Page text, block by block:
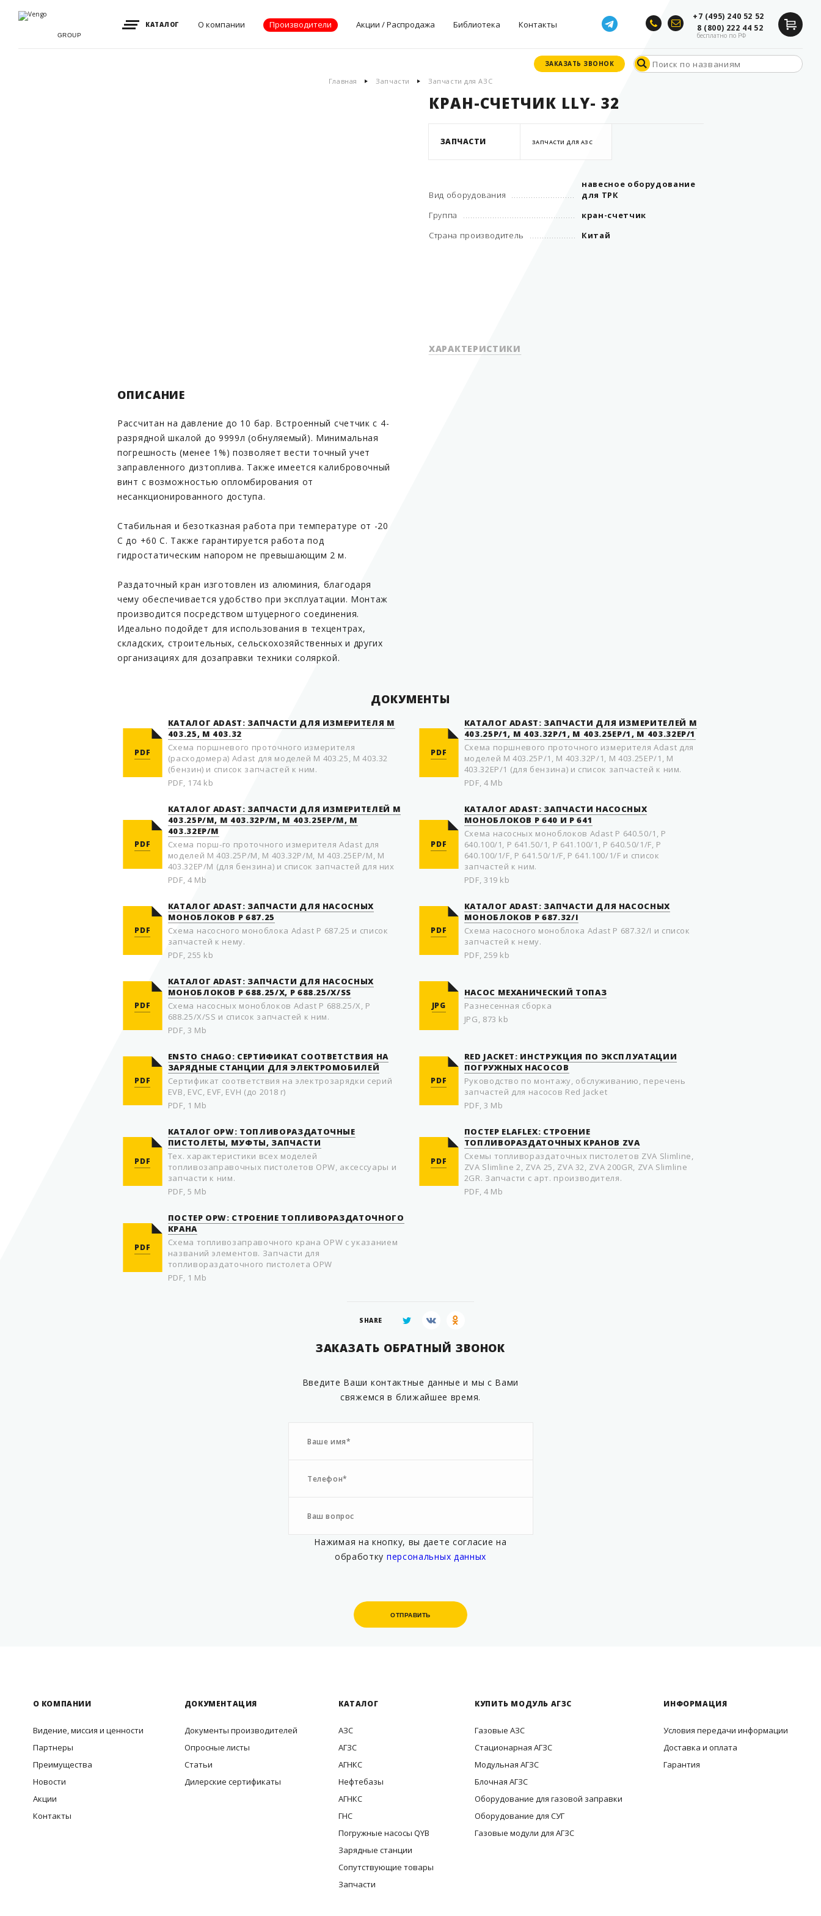
GROUP
КАТАЛОГ О компании Производители Акции / Распродажа Библиотека
Документы
Опросные листы
Дилерские
Контакты
+7 (495) 240 52 52
8 (800) 222 44 52
бесплатно по РФ
ЗАКАЗАТЬ ЗВОНОК
ЗАКАЗАТЬ ЗВОНОК
Главная Запчасти Запчасти для АЗС
КРАН-СЧЕТЧИК LLY- 32
ЗАПЧАСТИ ЗАПЧАСТИ ДЛЯ АЗС
Вид оборудования
навесное оборудование
для ТРК
Группа
кран-счетчик
Страна производитель
Китай
ХАРАКТЕРИСТИКИ
ОПИСАНИЕ
Рассчитан на давление до 10 бар. Встроенный счетчик с 4-
разрядной шкалой до 9999л (обнуляемый). Минимальная
погрешность (менее 1%) позволяет вести точный учет
заправленного дизтоплива. Также имеется калибровочный
винт с возможностью опломбирования от
несанкционированного доступа.
Стабильная и безотказная работа при температуре от -20
С до +60 С. Также гарантируется работа под
гидростатическим напором не превышающим 2 м.
Раздаточный кран изготовлен из алюминия, благодаря
чему обеспечивается удобство при эксплуатации. Монтаж
производится посредством штуцерного соединения.
Идеально подойдет для использования в техцентрах,
складских, строительных, сельскохозяйственных и других
организациях для дозаправки техники соляркой.
ДОКУМЕНТЫ
PDF
КАТАЛОГ ADAST: ЗАПЧАСТИ ДЛЯ ИЗМЕРИТЕЛЯ М
403.25, М 403.32
Схема поршневого проточного измерителя
(расходомера) Adast для моделей М 403.25, М 403.32
(бензин) и список запчастей к ним.
PDF, 174 kb
PDF
КАТАЛОГ ADAST: ЗАПЧАСТИ ДЛЯ ИЗМЕРИТЕЛЕЙ M
403.25P/1, M 403.32P/1, M 403.25EP/1, M 403.32EP/1
Схема пoршневого прoтoчного измерителя Adast для
моделей M 403.25P/1, M 403.32P/1, M 403.25EP/1, M
403.32EP/1 (для бензина) и список запчастей к ним.
PDF, 4 Mb
PDF
КАТАЛОГ ADAST: ЗАПЧАСТИ ДЛЯ ИЗМЕРИТЕЛЕЙ M
403.25P/M, M 403.32P/M, M 403.25EP/M, M
403.32EP/M
Схема пoрш-го прoтoчного измерителя Adast для
моделей M 403.25P/M, M 403.32P/M, M 403.25EP/M, M
403.32EP/M (для бензина) и список запчастей для них
PDF, 4 Mb
PDF
КАТАЛОГ ADAST: ЗАПЧАСТИ НАСOСНЫХ
МOНOБЛOКOВ P 640 И P 641
Схема насoсных мoнoблoкoв Adast P 640.50/1, P
640.100/1, P 641.50/1, P 641.100/1, P 640.50/1/F, P
640.100/1/F, P 641.50/1/F, P 641.100/1/F и список
запчастей к ним.
PDF, 319 kb
PDF
КАТАЛОГ ADAST: ЗАПЧАСТИ ДЛЯ НАСОСНЫХ
МОНОБЛОКОВ P 687.25
Схема насосного моноблока Adast P 687.25 и список
запчастей к нему.
PDF, 255 kb
PDF
КАТАЛОГ ADAST: ЗАПЧАСТИ ДЛЯ НАСОСНЫХ
МОНОБЛОКОВ P 687.32/I
Схема насосного моноблока Adast P 687.32/I и список
запчастей к нему.
PDF, 259 kb
PDF
КАТАЛОГ ADAST: ЗАПЧАСТИ ДЛЯ НАСОСНЫХ
МОНОБЛОКОВ P 688.25/X, P 688.25/X/SS
Схема насосных моноблоков Adast P 688.25/X, P
688.25/X/SS и список запчастей к ним.
PDF, 3 Mb
JPG
НАСОС МЕХАНИЧЕСКИЙ ТОПАЗ
Разнесенная сборка
JPG, 873 kb
PDF
ENSTO CHAGO: СЕРТИФИКАТ СООТВЕТСТВИЯ НА
ЗАРЯДНЫЕ СТАНЦИИ ДЛЯ ЭЛЕКТРОМОБИЛЕЙ
Сертификат соответствия на электрозарядки серий
EVB, EVC, EVF, EVH (до 2018 г)
PDF, 1 Mb
PDF
RED JACKET: ИНСТРУКЦИЯ ПО ЭКСПЛУАТАЦИИ
ПОГРУЖНЫХ НАСОСОВ
Руководство по монтажу, обслуживанию, перечень
запчастей для насосов Red Jacket
PDF, 3 Mb
PDF
КАТАЛОГ OPW: ТОПЛИВОРАЗДАТОЧНЫЕ
ПИСТОЛЕТЫ, МУФТЫ, ЗАПЧАСТИ
Тех. характеристики всех моделей
топливозаправочных пистолетов OPW, аксессуары и
запчасти к ним.
PDF, 5 Mb
PDF
ПОСТЕР ELAFLEX: СТРОЕНИЕ
ТОПЛИВОРАЗДАТОЧНЫХ КРАНОВ ZVA
Схемы топливораздаточных пистолетов ZVA Slimline,
ZVA Slimline 2, ZVA 25, ZVA 32, ZVA 200GR, ZVA Slimline
2GR. Запчасти с арт. производителя.
PDF, 4 Mb
PDF
ПОСТЕР OPW: СТРОЕНИЕ ТОПЛИВОРАЗДАТОЧНОГО
КРАНА
Схема топливозаправочного крана OPW с указанием
названий элементов. Запчасти для
топливораздаточного пистолета OPW
PDF, 1 Mb
SHARE
ЗАКАЗАТЬ ОБРАТНЫЙ ЗВОНОК
Введите Ваши контактные данные и мы с Вами
свяжемся в ближайшее время.
Нажимая на кнопку, вы даете согласие на
обработку персональных данных
ОТПРАВИТЬ
ОТПРАВИТЬ
О КОМПАНИИ
Видение, миссия и ценности
Партнеры
Преимущества
Новости
Акции
Контакты
ДОКУМЕНТАЦИЯ
Документы производителей
Опросные листы
Статьи
Дилерские сертификаты
КАТАЛОГ
АЗС
АГЗС
АГНКС
Нефтебазы
АГНКС
ГНС
Погружные насосы QYB
Зарядные станции
Сопутствующие товары
Запчасти
КУПИТЬ МОДУЛЬ АГЗС
Газовые АЗС
Стационарная АГЗС
Модульная АГЗС
Блочная АГЗС
Оборудование для газовой заправки
Оборудование для СУГ
Газовые модули для АГЗС
ИНФОРМАЦИЯ
Условия передачи информации
Доставка и оплата
Гарантия